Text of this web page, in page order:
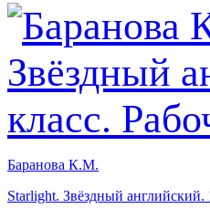
Баранова К.М.
Starlight. Звёздный английский.